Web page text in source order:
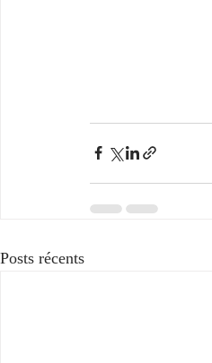
Posts récents